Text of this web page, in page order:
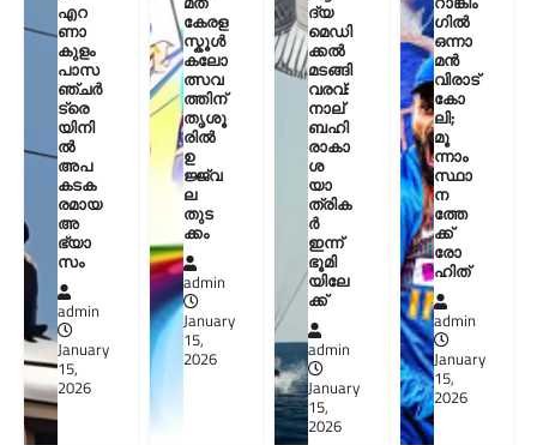
എറ
ണാ
കുളം
പാസ
ഞ്ചർ
ട്രെ
യിനി
ൽ
അപ
കടക
രമായ
അ
ഭ്യാ
സം
admin
January
15,
2026
കേരള
സ്കൂൾ
കലോ
ത്സവ
ത്തിന്
തൃശൂ
രിൽ
ഉ
ജ്ജ്വ
ല
തുട
ക്കം
admin
January
15,
2026
ദ്യ
മെഡി
ക്കൽ
മടങ്ങി
വരവ്:
നാല്
ബഹി
രാകാ
ശ
യാ
ത്രിക
ർ
ഇന്ന്
ഭൂമി
യിലേ
ക്ക്
admin
January
15,
2026
ഗിൽ
ഒന്നാ
മൻ
വിരാട്
കോ
ലി;
മൂ
ന്നാം
സ്ഥാ
ന
ത്തേ
ക്ക്
രോ
ഹിത്
admin
January
15,
2026